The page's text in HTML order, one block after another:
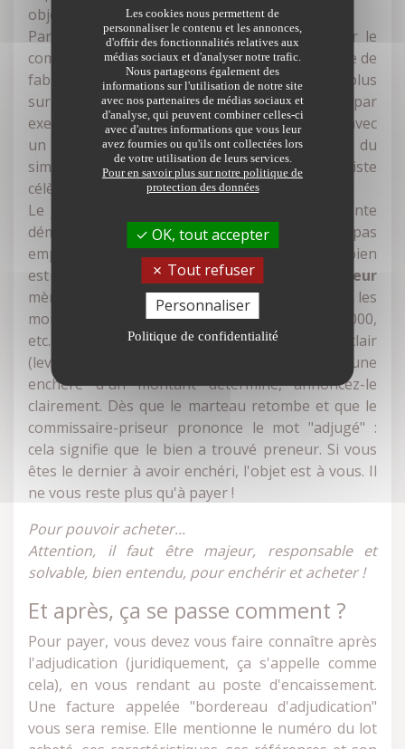
objets que l'œil se forme.
Par ailleurs, c'est aussi l'occasion d'interroger le
commissaire-priseur sur les matériaux et la date de
fabrication de certains meubles, d'en savoir plus
sur leur histoire. Cela peut vous éviter, par
exemple, de confondre un meuble d'époque avec
un meuble de style. Leurs prix peuvent aller du
simple au décuple (surtout si le nom d'un ébéniste
célèbre est gravé sur leurs bandeaux) !
Le jour tant attendu est arrivé ! Dès que la vente
démarre, soyez attentif et ne vous laissez pas
emporter par vos émotions. La mise à prix du bien
est un prix de départ. Le commissaire-priseur
mène la vente et annonce, généralement, les
montants successifs par palier de 50, 100, 1 000,
etc. Si vous souhaitez enchérir, faites un signe clair
(levez la main par exemple). Si vous portez une
enchère d'un montant déterminé, annoncez-le
clairement. Dès que le marteau retombe et que le
commissaire-priseur prononce le mot "adjugé" :
cela signifie que le bien a trouvé preneur. Si vous
êtes le dernier à avoir enchéri, l'objet est à vous. Il
ne vous reste plus qu'à payer !
Pour pouvoir acheter...
Attention, il faut être majeur, responsable et
solvable, bien entendu, pour enchérir et acheter !
Et après, ça se passe comment ?
Pour payer, vous devez vous faire connaître après
l'adjudication (juridiquement, ça s'appelle comme
cela), en vous rendant au poste d'encaissement.
Une facture appelée "bordereau d'adjudication"
vous sera remise. Elle mentionne le numéro du lot
Les cookies nous permettent de
personnaliser le contenu et les annonces,
d'offrir des fonctionnalités relatives aux
médias sociaux et d'analyser notre trafic.
Nous partageons également des
informations sur l'utilisation de notre site
avec nos partenaires de médias sociaux et
d'analyse, qui peuvent combiner celles-ci
avec d'autres informations que vous leur
avez fournies ou qu'ils ont collectées lors
de votre utilisation de leurs services.
Pour en savoir plus sur notre politique de
protection des données
OK, tout accepter
Tout refuser
Personnaliser
Politique de confidentialité